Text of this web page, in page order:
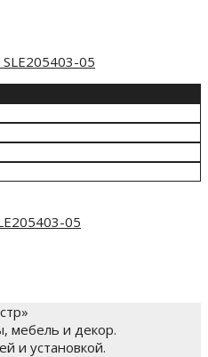
05
мебель и декор.
и установкой.